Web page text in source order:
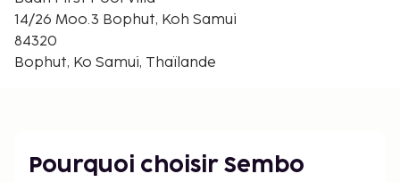
14/26 Moo.3 Bophut, Koh Samui
84320
Bophut, Ko Samui, Thaïlande
Pourquoi choisir Sembo